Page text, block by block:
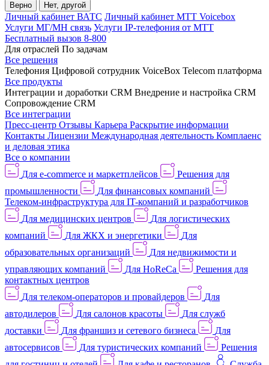
Верно Нет, другой
Личный кабинет ВАТС Личный кабинет МТТ Voicebox
Услуги МГ/МН связь Услуги IP-телефония от МТТ
Бесплатный вызов 8-800
Для отраслей По задачам
Все решения
Телефония Цифровой сотрудник VoiceBox Telecom платформа
Все продукты
Интеграции и доработки CRM Внедрение и настройка CRM
Сопровождение CRM
Все интеграции
Пресс-центр Отзывы Карьера Раскрытие информации
Контакты Лицензии Международная деятельность Комплаенс
и деловая этика
Все о компании
Для e-commerce и маркетплейсов
Решения для
промышленности
Для финансовых компаний
Телеком-инфраструктура для IT-компаний и разработчиков
Для медицинских центров
Для логистических
компаний
Для ЖКХ и энергетики
Для
образовательных организаций
Для недвижимости и
управляющих компаний
Для HoReCa
Решения для
контактных центров
Для телеком-операторов и провайдеров
Для
автодилеров
Для салонов красоты
Для служб
доставки
Для франшиз и сетевого бизнеса
Для
автосервисов
Для туристических компаний
Решения